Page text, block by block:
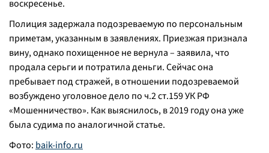
воскресенье.
Полиция задержала подозреваемую по персональным
приметам, указанным в заявлениях. Приезжая признала
вину, однако похищенное не вернула – заявила, что
продала серьги и потратила деньги. Сейчас она
пребывает под стражей, в отношении подозреваемой
возбуждено уголовное дело по ч.2 ст.159 УК РФ
«Мошенничество». Как выяснилось, в 2019 году она уже
была судима по аналогичной статье.
Фото: baik-info.ru